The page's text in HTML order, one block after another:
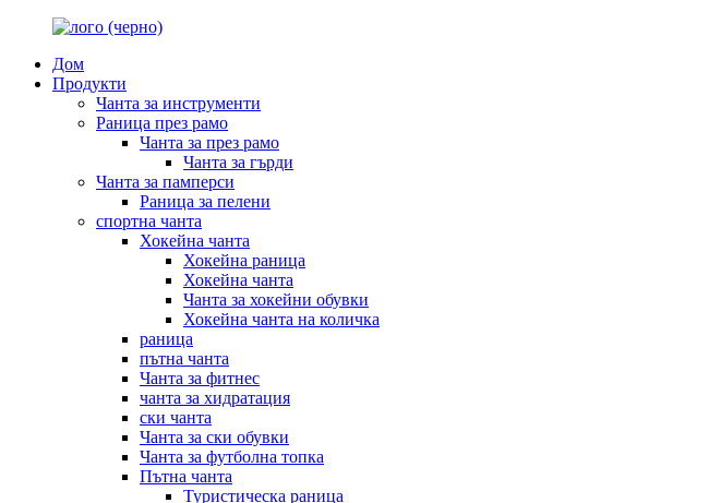
Дом
Продукти
Чанта за инструменти
Раница през рамо
Чанта за през рамо
Чанта за гърди
Чанта за памперси
Раница за пелени
спортна чанта
Хокейна чанта
Хокейна раница
Хокейна чанта
Чанта за хокейни обувки
Хокейна чанта на количка
раница
пътна чанта
Чанта за фитнес
чанта за хидратация
ски чанта
Чанта за ски обувки
Чанта за футболна топка
Пътна чанта
Туристическа раница